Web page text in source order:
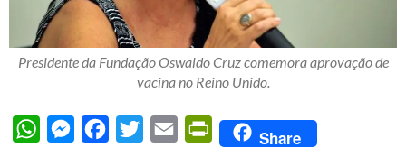
Presidente da Fundação Oswaldo Cruz comemora aprovação de
vacina no Reino Unido.
WhatsAppMessengerFacebook
Twitter Email PrintFriendly
Share